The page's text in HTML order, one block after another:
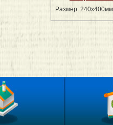
Размер: 240х400мм